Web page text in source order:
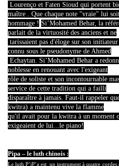
Lourenço et Faten Sioud qui portent
maître . Que chaque note "vraie" lui
hommage ! Si’Mohamed Behar, la
parlait de la virtuosité des anciens et ne
tarissaient pas d'éloge sur son
connu sous le pseudonyme de Ahmed
Echaytan. Si’Mohamed Behar a
noblesse en renouant avec l'exigeant
rôle de soliste et son incontournable
service de cette tradition qui a failli
disparaître à jamais. Faut-il rappeler
kwitra) a maintenu vive la flamme
qu'il avait pour la kwitra à un moment
exigeaient de lui...le piano!
Pipa – le luth chinois :
Le luth P’iP’a est un instrument à quatre cordes